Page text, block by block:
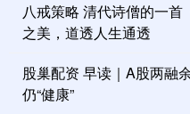
八戒策略 清代诗僧的一
之美，道透人生通透
股巢配资 早读｜A股两融
仍“健康”